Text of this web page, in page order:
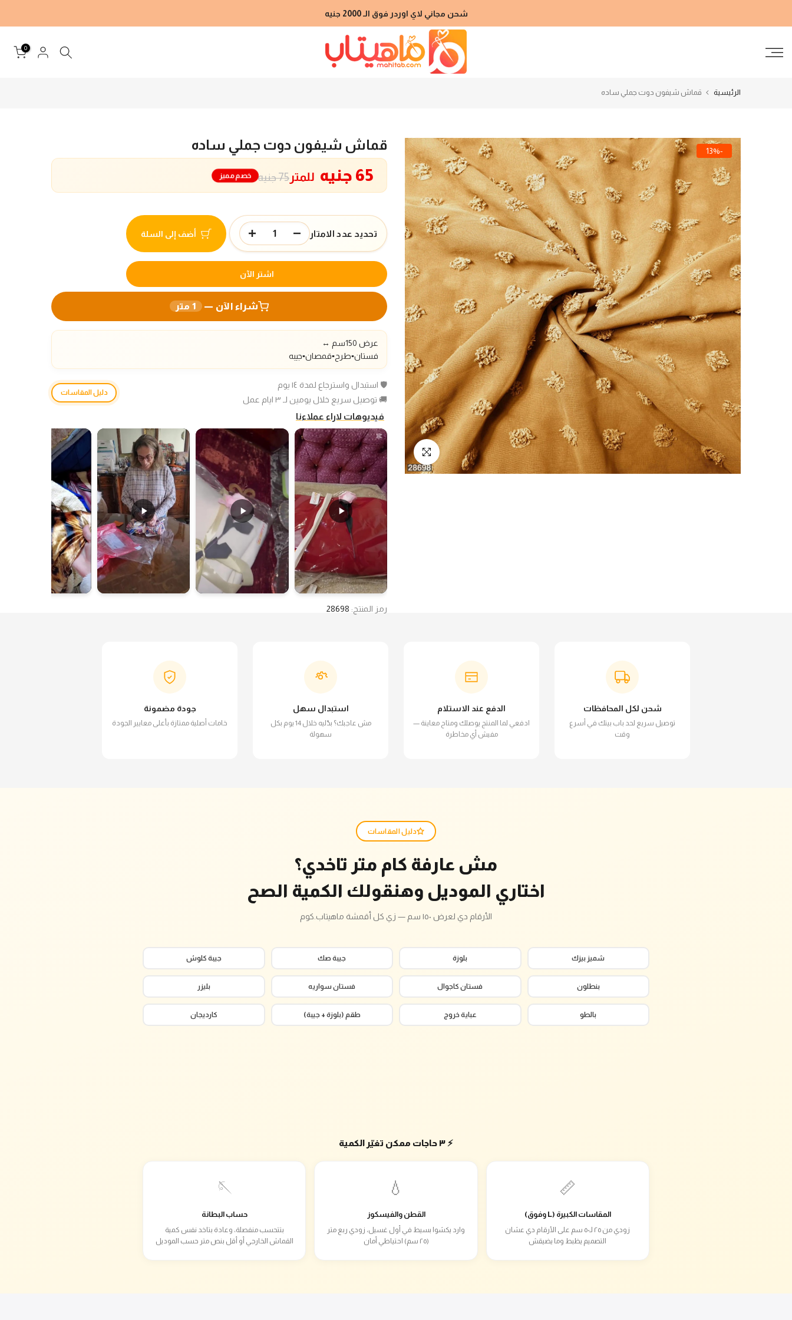
إلى
شحن مجاني لاي اوردر فوق الـ 2000 جنيه
0
الرئيسية قماش شيفون دوت جملي ساده
-13%
انقر للتكبير
قماش شيفون دوت جملي ساده
75 جنيه 65 جنيه للمتر خصم مميز
تحديد عدد الامتار أضف إلى السلة
اشتر الآن
شراء الآن — 1 متر
عرض 150سم ↔️
فستان▪️طرح▪️قمصان▪️جيبه
🛡️ استبدال واسترجاع لمدة ١٤ يوم
🚚 توصيل سريع خلال يومين لـ ٣ ايام عمل
دليل المقاسات
فيديوهات لاراء عملاءنا
رمز المنتج: 28698
شحن لكل المحافظات
توصيل سريع لحد باب بيتك في أسرع
وقت
الدفع عند الاستلام
ادفعي لما المنتج يوصلك ومتاح معاينة —
مفيش أي مخاطرة
استبدال سهل
مش عاجبك؟ بدّليه خلال 14 يوم بكل
سهولة
جودة مضمونة
خامات أصلية ممتازة بأعلى معايير الجودة
دليل المقاسات
مش عارفة كام متر تاخدي؟
اختاري الموديل وهنقولك الكمية الصح
الأرقام دي لعرض ١٥٠ سم — زي كل أقمشة ماهيتاب.كوم
شميز بيزك بلوزة جيبة صك جيبة كلوش
بنطلون فستان كاجوال فستان سواريه بليزر
بالطو عباية خروج طقم (بلوزة + جيبة) كارديجان
⚡ ٣ حاجات ممكن تغيّر الكمية
📏
المقاسات الكبيرة (L وفوق)
زودي من ٢٥ لـ٥٠ سم على الأرقام دي عشان
التصميم يظبط وما يضيقش
💧
القطن والفيسكوز
وارد يكشوا بسيط في أول غسيل، زودي ربع متر
(٢٥ سم) احتياطي أمان
🪡
حساب البطانة
بتتحسب منفصلة، وعادة بتاخد نفس كمية
القماش الخارجي أو أقل بنص متر حسب الموديل